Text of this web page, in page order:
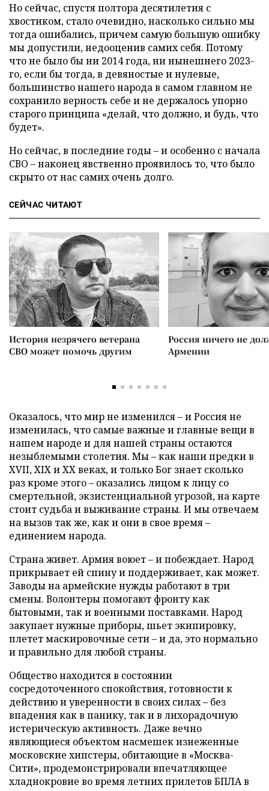
Но сейчас, спустя полтора десятилетия с
хвостиком, стало очевидно, насколько сильно мы
тогда ошибались, причем самую большую ошибку
мы допустили, недооценив самих себя. Потому
что не было бы ни 2014 года, ни нынешнего 2023-
го, если бы тогда, в девяностые и нулевые,
большинство нашего народа в самом главном не
сохранило верность себе и не держалось упорно
старого принципа «делай, что должно, и будь, что
будет».
Но сейчас, в последние годы – и особенно с начала
СВО – наконец явственно проявилось то, что было
скрыто от нас самих очень долго.
СЕЙЧАС ЧИТАЮТ
История незрячего ветерана
СВО может помочь другим
Россия ничего не
Армении
Оказалось, что мир не изменился – и Россия не
изменилась, что самые важные и главные вещи в
нашем народе и для нашей страны остаются
незыблемыми столетия. Мы – как наши предки в
XVII, XIX и XX веках, и только Бог знает сколько
раз кроме этого – оказались лицом к лицу со
смертельной, экзистенциальной угрозой, на карте
стоит судьба и выживание страны. И мы отвечаем
на вызов так же, как и они в свое время –
единением народа.
Страна живет. Армия воюет – и побеждает. Народ
прикрывает ей спину и поддерживает, как может.
Заводы на армейские нужды работают в три
смены. Волонтеры помогают фронту как
бытовыми, так и военными поставками. Народ
закупает нужные приборы, шьет экипировку,
плетет маскировочные сети – и да, это нормально
и правильно для любой страны.
Общество находится в состоянии
сосредоточенного спокойствия, готовности к
действию и уверенности в своих силах – без
впадения как в панику, так и в лихорадочную
истерическую активность. Даже вечно
являющиеся объектом насмешек изнеженные
московские хипстеры, обитающие в «Москва-
Сити», продемонстрировали впечатляющее
хладнокровие во время летних прилетов БПЛА в